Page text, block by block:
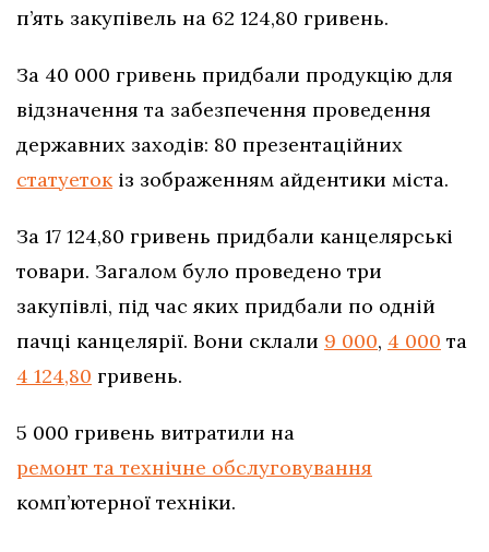
п’ять закупівель на 62 124,80 гривень.
За 40 000 гривень придбали продукцію для
відзначення та забезпечення проведення
державних заходів: 80 презентаційних
статуетокіз зображенням айдентики міста.
За 17 124,80 гривень придбали канцелярські
товари. Загалом було проведено три
закупівлі, під час яких придбали по одній
пачці канцелярії. Вони склали 9 000, 4 000 та
4 124,80 гривень.
5 000 гривень витратили на
ремонт та технічне обслуговування
комп’ютерної техніки.